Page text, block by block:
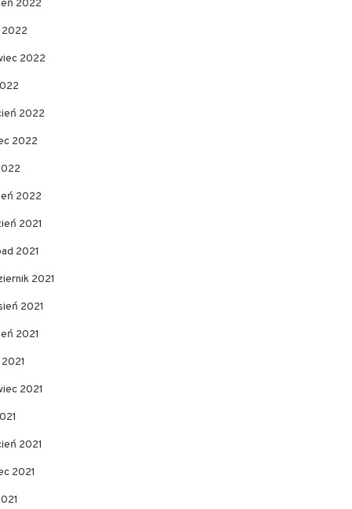
2022
2022
2022
2022
2022
2021
2021
2021
2021
2021
2021
2021
2021